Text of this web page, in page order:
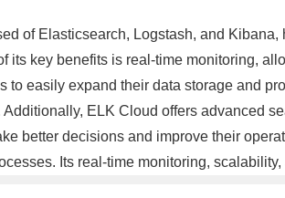
of Elasticsearch, Logstash, and
its key benefits is real-time monitoring,
to easily expand their data storage and
Additionally, ELK Cloud offers advanced
better decisions and improve their
Its real-time monitoring,